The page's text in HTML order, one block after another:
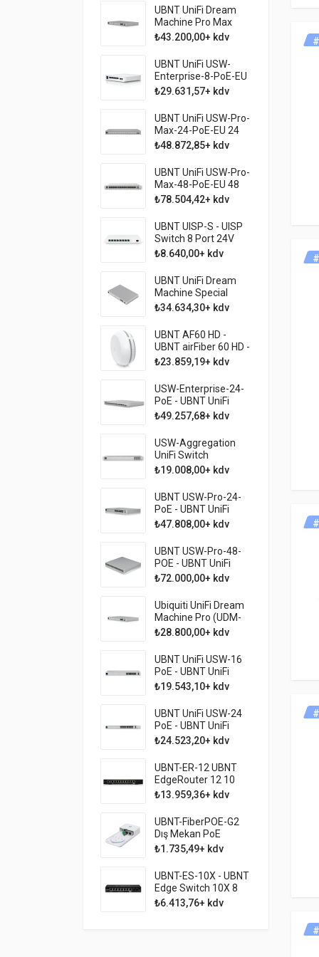
UBNT UniFi Dream
Machine Pro Max
(UDM-Pro-Max) | 5
Gbps IDS/IPS, 10G
SFP+, Çift HDD RAID’li
NVR
₺43.200,00+ kdv
UBNT UniFi USW-
Enterprise-8-PoE-EU
8 Port PoE+ 2.5G
Yönetilebilir Switch
₺29.631,57+ kdv
UBNT UniFi USW-Pro-
Max-24-PoE-EU 24
Port PoE++ 2.5G
Yönetilebilir Switch
₺48.872,85+ kdv
UBNT UniFi USW-Pro-
Max-48-PoE-EU 48
Port PoE++ 2.5G
Yönetilebilir Switch
₺78.504,42+ kdv
UBNT UISP-S - UISP
Switch 8 Port 24V
110W PoE
Yönetilebilir Switch
₺8.640,00+ kdv
UBNT UniFi Dream
Machine Special
Edition (UDM-SE) | 3.5
Gbps IDS/IPS, 2.5G
WAN, Dahili PoE
Switch ve 10G SFP+
₺34.634,30+ kdv
UBNT AF60 HD -
UBNT airFiber 60 HD -
2KM 60GHz PTP LINK
₺23.859,19+ kdv
USW-Enterprise-24-
PoE - UBNT UniFi
Switch Enterprise
PoE Switch
₺49.257,68+ kdv
USW-Aggregation
UniFi Switch
Aggregation 8 Port
10G Omurga Switch
₺19.008,00+ kdv
UBNT USW-Pro-24-
PoE - UBNT UniFi
Switch 24 Port PRO
PoE Switch
₺47.808,00+ kdv
UBNT USW-Pro-48-
POE - UBNT UniFi
Switch 48 Port PRO
PoE Layer 3
Yönetilebilir Switch
₺72.000,00+ kdv
Ubiquiti UniFi Dream
Machine Pro (UDM-
Pro) – 3.5 Gbps
IDS/IPS, 10G SFP+
Cloud Gateway ve
1.000+ Kullanıcı
Desteği
₺28.800,00+ kdv
UBNT UniFi USW-16
PoE - UBNT UniFi
Switch 16 Port PoE
₺19.543,10+ kdv
UBNT UniFi USW-24
PoE - UBNT UniFi
Switch 24 Port PoE
₺24.523,20+ kdv
UBNT-ER-12 UBNT
EdgeRouter 12 10
Port Gigabit Ethernet
2 Port 1.25GSFP
Firewall Router
₺13.959,36+ kdv
UBNT-FiberPOE-G2
Dış Mekan PoE
Besleme Uzatması
₺1.735,49+ kdv
UBNT-ES-10X - UBNT
Edge Switch 10X 8
Port Gigabit ve Fiber
Destekli yönetilebilir
₺6.413,76+ kdv